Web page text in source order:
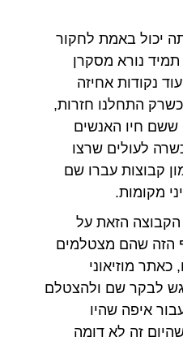
יכול באמת לחקור
תמיד נורא מסקרן
נקודות אחיזה
התחלנו חזרות,
ששם חיו האנשים
לעולים שרצו
קבוצות עברו שם
מקומות.
הקבוצה הזאת על
הזה שהם מצטלמים
כאתר מוזיאוני
לבקר שם ולהצטלם
איפה שהיו
זה לא דומה